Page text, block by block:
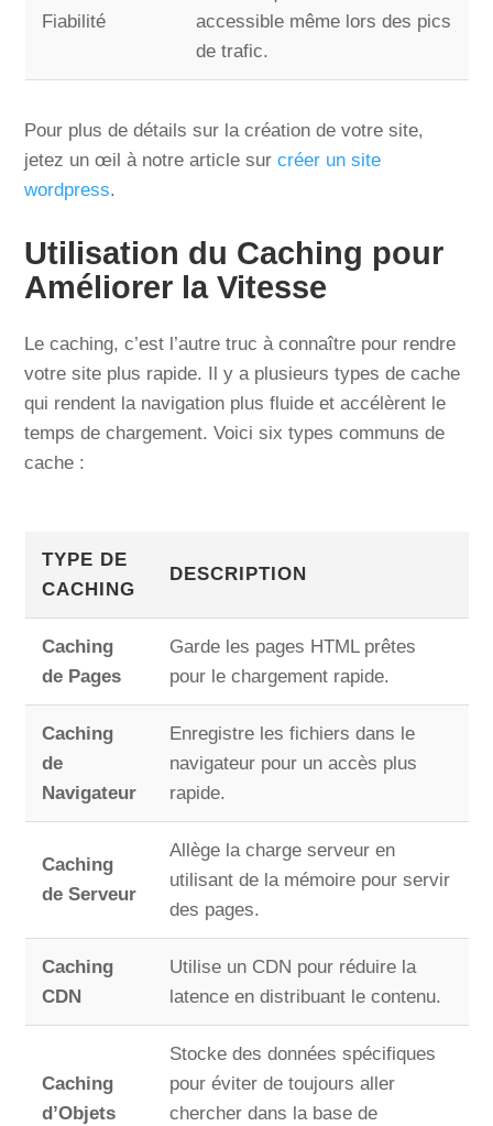
Fiabilité
accessible même lors des pics
de trafic.
Pour plus de détails sur la création de votre site,
jetez un œil à notre article surcréer un site
wordpress.
Utilisation du Caching pour
Améliorer la Vitesse
Le caching, c’est l’autre truc à connaître pour rendre
votre site plus rapide. Il y a plusieurs types de cache
qui rendent la navigation plus fluide et accélèrent le
temps de chargement. Voici six types communs de
cache :
TYPE DE
CACHING
DESCRIPTION
Caching
de Pages
Garde les pages HTML prêtes
pour le chargement rapide.
Caching
de
Navigateur
Enregistre les fichiers dans le
navigateur pour un accès plus
rapide.
Caching
de Serveur
Allège la charge serveur en
utilisant de la mémoire pour servir
des pages.
Caching
CDN
Utilise un CDN pour réduire la
latence en distribuant le contenu.
Caching
d’Objets
Stocke des données spécifiques
pour éviter de toujours aller
chercher dans la base de